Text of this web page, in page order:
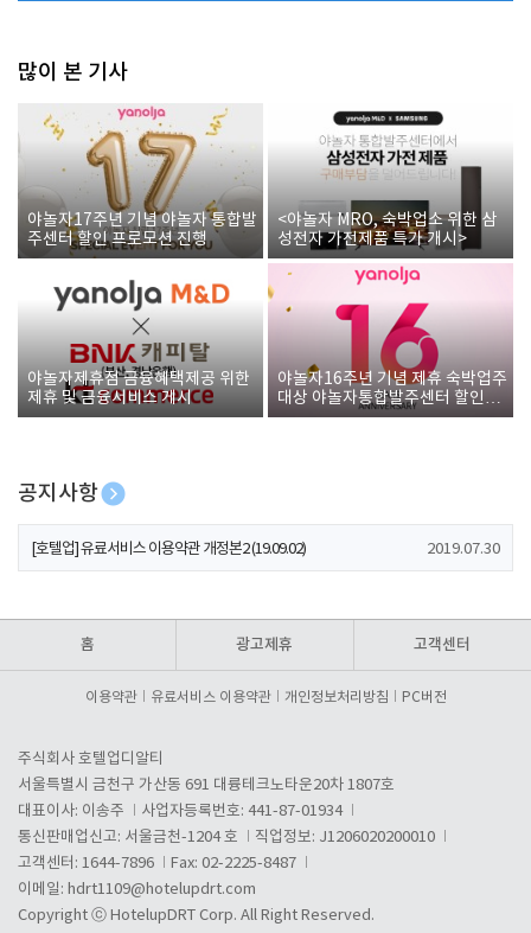
많이 본 기사
야놀자17주년 기념 야놀자 통합발
주센터 할인 프로모션 진행
<야놀자 MRO, 숙박업소 위한 삼
성전자 가전제품 특가 개시>
야놀자제휴점 금융혜택제공 위한
제휴 및 금융서비스 게시
야놀자16주년 기념 제휴 숙박업주
대상 야놀자통합발주센터 할인쿠
폰 증정
공지사항
[호텔업] 개인정보 처리방침 개정본1 (19.09.02)
[호텔업] 유료서비스 이용약관 개정본2 (19.09.02) 2019.07.30
홈 광고제휴 고객센터
이용약관 유료서비스 이용약관 개인정보처리방침 PC버전
주식회사 호텔업디알티
서울특별시 금천구 가산동 691 대륭테크노타운20차 1807호
대표이사: 이송주
사업자등록번호: 441-87-01934
통신판매업신고: 서울금천-1204 호
직업정보: J1206020200010
고객센터: 1644-7896
Fax: 02-2225-8487
이메일: hdrt1109@hotelupdrt.com
Copyright ⓒ HotelupDRT Corp. All Right Reserved.